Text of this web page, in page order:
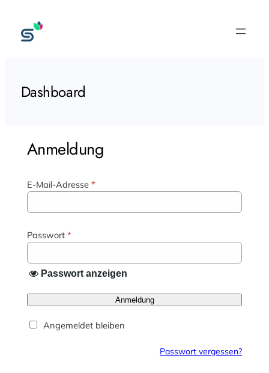
springen
Dashboard
Anmeldung
E-Mail-Adresse *
Passwort *
Passwort anzeigen
Anmeldung
Angemeldet bleiben
Passwort vergessen?